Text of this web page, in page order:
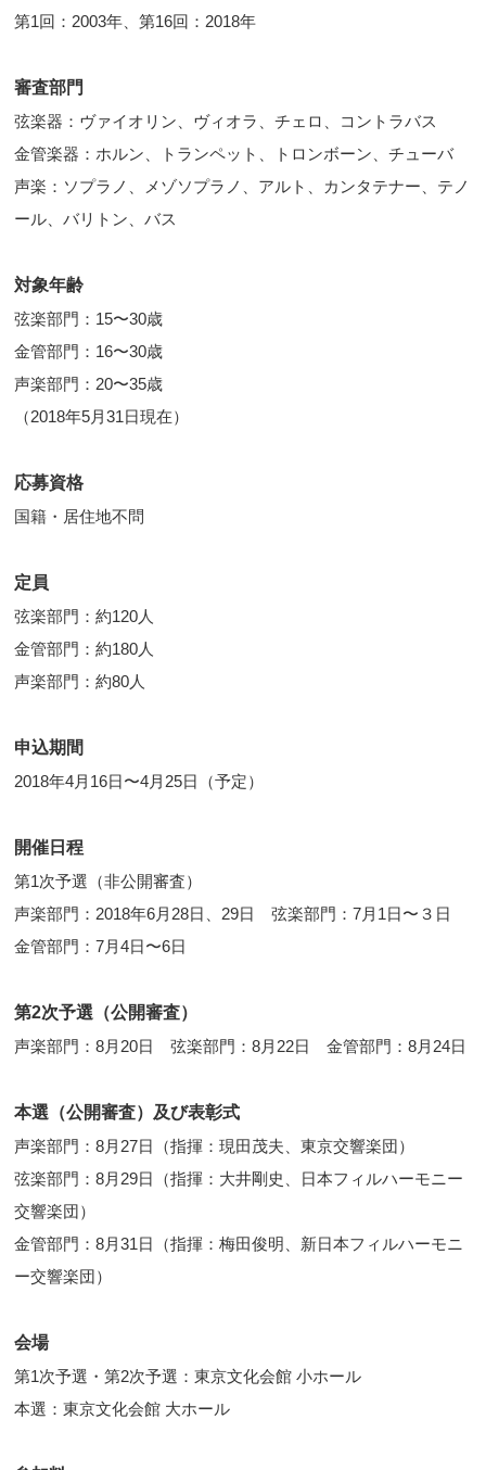
第1回：2003年、第16回：2018年
審査部門
弦楽器：ヴァイオリン、ヴィオラ、チェロ、コントラバス
金管楽器：ホルン、トランペット、トロンボーン、チューバ
声楽：ソプラノ、メゾソプラノ、アルト、カンタテナー、テノ
ール、バリトン、バス
対象年齢
弦楽部門：15〜30歳
金管部門：16〜30歳
声楽部門：20〜35歳
（2018年5月31日現在）
応募資格
国籍・居住地不問
定員
弦楽部門：約120人
金管部門：約180人
声楽部門：約80人
申込期間
2018年4月16日〜4月25日（予定）
開催日程
第1次予選（非公開審査）
声楽部門：2018年6月28日、29日 弦楽部門：7月1日〜３日
金管部門：7月4日〜6日
第2次予選（公開審査）
声楽部門：8月20日 弦楽部門：8月22日 金管部門：8月24日
本選（公開審査）及び表彰式
声楽部門：8月27日（指揮：現田茂夫、東京交響楽団）
弦楽部門：8月29日（指揮：大井剛史、日本フィルハーモニー
交響楽団）
金管部門：8月31日（指揮：梅田俊明、新日本フィルハーモニ
ー交響楽団）
会場
第1次予選・第2次予選：東京文化会館 小ホール
本選：東京文化会館 大ホール